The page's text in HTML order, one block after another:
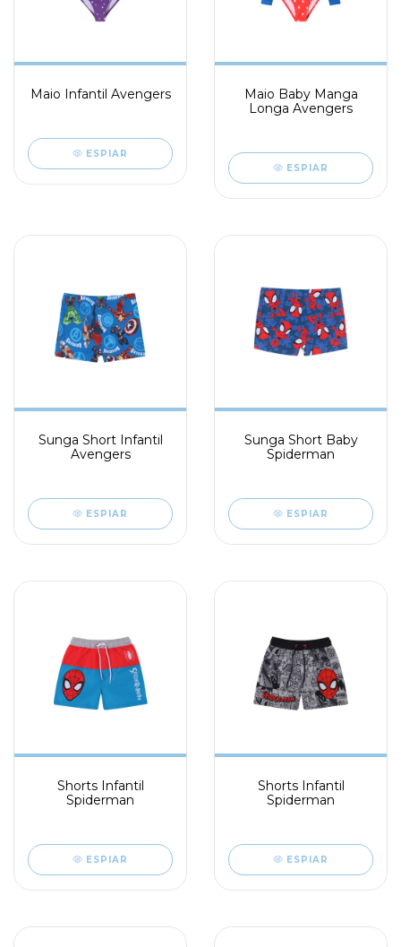
Maio Infantil Avengers
ESPIAR
Maio Baby Manga
Longa Avengers
ESPIAR
Sunga Short Infantil
Avengers
ESPIAR
Sunga Short Baby
Spiderman
ESPIAR
Shorts Infantil
Spiderman
ESPIAR
Shorts Infantil
Spiderman
ESPIAR